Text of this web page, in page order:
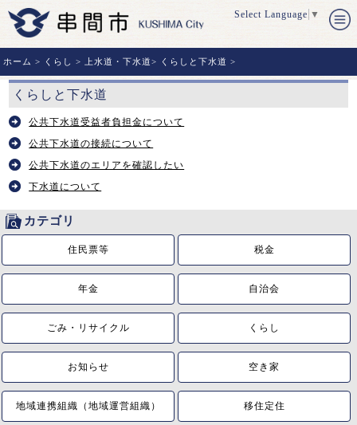
Select Language ▼
ホーム > くらし > 上水道・下水道> くらしと下水道 >
くらしと下水道
公共下水道受益者負担金について
公共下水道の接続について
公共下水道のエリアを確認したい
下水道について
カテゴリ
住民票等 税金
年金 自治会
ごみ・リサイクル くらし
お知らせ 空き家
地域連携組織（地域運営組織） 移住定住